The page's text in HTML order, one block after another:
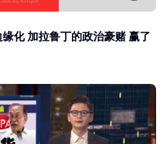
化 加拉鲁丁的政治豪赌 赢了